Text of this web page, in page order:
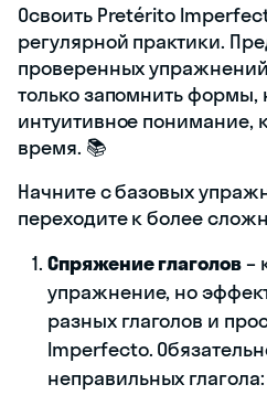
Освоить Pretérito
регулярной практики.
проверенных
только запомнить формы,
интуитивное понимание,
время. 📚
Начните с базовых
переходите к более
Спряжение глаголов–
упражнение, но
разных глаголов и
Imperfecto.
неправильных глагола: